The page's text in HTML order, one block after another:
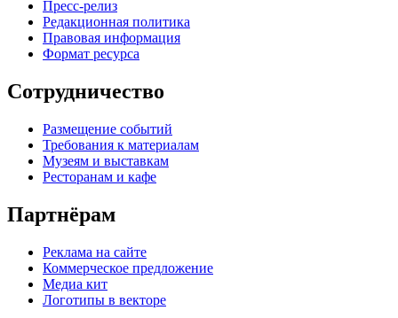
Пресс-релиз
Редакционная политика
Правовая информация
Формат ресурса
Сотрудничество
Размещение событий
Требования к материалам
Музеям и выставкам
Ресторанам и кафе
Партнёрам
Реклама на сайте
Коммерческое предложение
Медиа кит
Логотипы в векторе